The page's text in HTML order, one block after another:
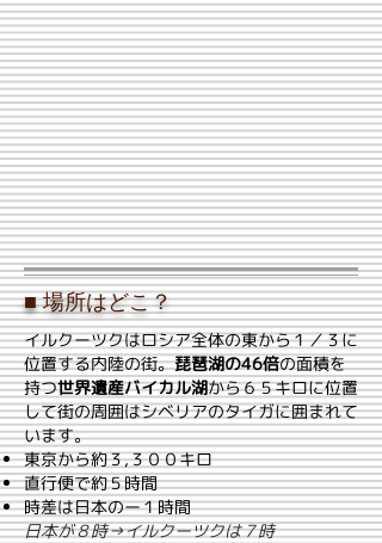
■ 場所はどこ？
イルクーツクはロシア全体の東から１／３に
位置する内陸の街。琵琶湖の46倍の面積を
持つ世界遺産バイカル湖から６５キロに位置
して街の周囲はシベリアのタイガに囲まれて
います。
東京から約３,３００キロ
直行便で約５時間
時差は日本のー１時間
日本が８時→イルクーツクは７時